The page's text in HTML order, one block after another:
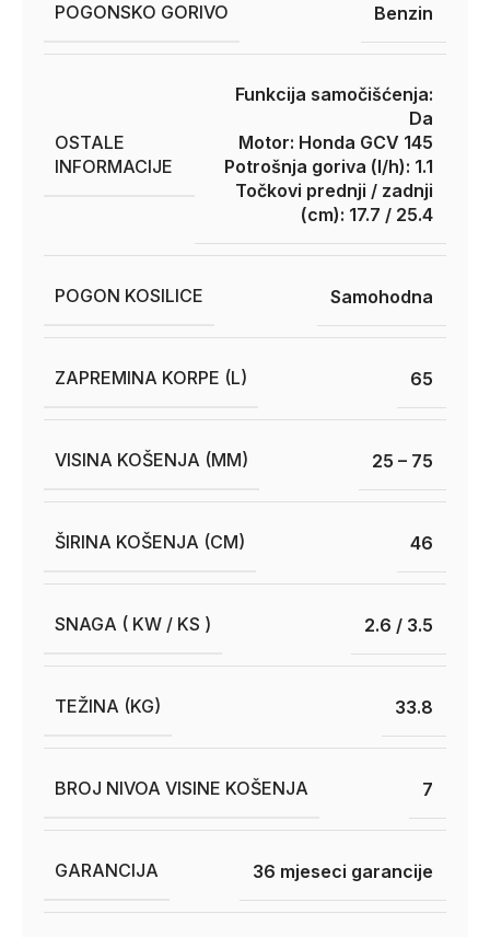
POGONSKO GORIVO Benzin
OSTALE
INFORMACIJE
Funkcija samočišćenja:
Da
Motor: Honda GCV 145
Potrošnja goriva (l/h): 1.1
Točkovi prednji / zadnji
(cm): 17.7 / 25.4
POGON KOSILICE Samohodna
ZAPREMINA KORPE (L) 65
VISINA KOŠENJA (MM) 25 – 75
ŠIRINA KOŠENJA (CM) 46
SNAGA ( KW / KS ) 2.6 / 3.5
TEŽINA (KG) 33.8
BROJ NIVOA VISINE KOŠENJA 7
GARANCIJA 36 mjeseci garancije